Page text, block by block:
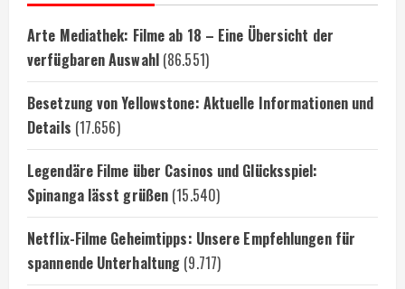
Arte Mediathek: Filme ab 18 – Eine Übersicht der
verfügbaren Auswahl (86.551)
Besetzung von Yellowstone: Aktuelle Informationen und
Details (17.656)
Legendäre Filme über Casinos und Glücksspiel:
Spinanga lässt grüßen (15.540)
Netflix-Filme Geheimtipps: Unsere Empfehlungen für
spannende Unterhaltung (9.717)